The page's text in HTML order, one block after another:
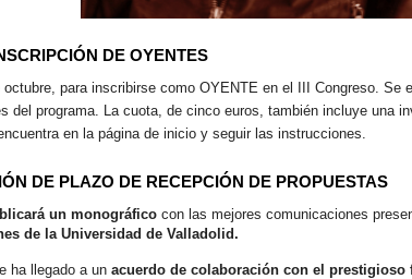
DE OYENTES
para inscribirse como OYENTE en el III Congreso. Se
del programa. La cuota, de cinco euros, también incluye una
en la página de inicio y seguir las instrucciones.
DE PLAZO DE RECEPCIÓN DE PROPUESTAS
un monográfico con las mejores comunicaciones
de la Universidad de Valladolid.
ha llegado a un acuerdo de colaboración con el prestigioso